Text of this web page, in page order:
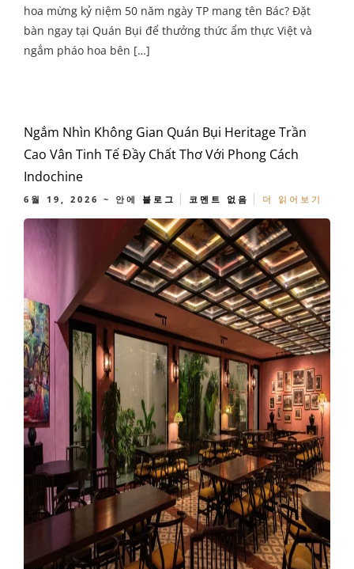
hoa mừng kỷ niệm 50 năm ngày TP mang tên Bác? Đặt
bàn ngay tại Quán Bụi để thưởng thức ẩm thực Việt và
ngắm pháo hoa bên […]
Ngắm Nhìn Không Gian Quán Bụi Heritage Trần
Cao Vân Tinh Tế Đầy Chất Thơ Với Phong Cách
Indochine
6월 19, 2026 ~ 안에 블로그 코멘트 없음 더 읽어보기